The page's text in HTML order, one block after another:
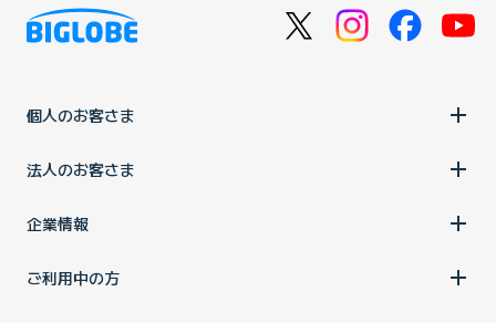
個人のお客さま
法人のお客さま
企業情報
ご利用中の方